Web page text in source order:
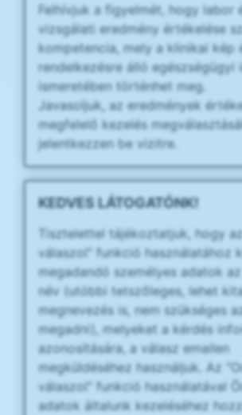
Felhívjuk a figyelmét, hogy labor
vizsgálati eredmény értékelése
kompetencia, mely a klinikai kép
rendelkezésre álló egészségügyi
ismeretében történhet meg.
Javasoljuk, az eredmények
megfelelő kezelés
jelentkezzen be vizitre.
KEDVES LÁTOGATÓNK!
Tisztelettel tájékoztatjuk, hogy
válaszol" funkció használatához
megadandó személyes adatok
név (utóbbi tetszőleges, lehet
megnevezés is, nem szükséges
megadni), melyeket a kérdés
azonosítására, a válasz emailen
megküldéséhez használjuk. Az
válaszol" funkció használatával
adatok általunk kezeléséhez